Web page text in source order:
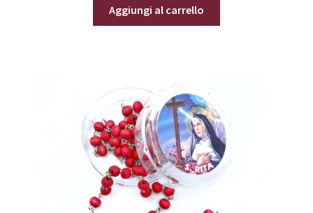
Aggiungi al carrello